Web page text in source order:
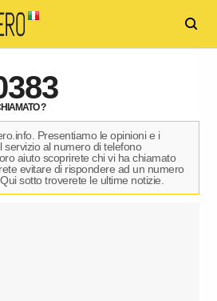
?
Presentiamo le opinioni e i
servizio al numero di telefono
aiuto scoprirete chi vi ha chiamato
evitare di rispondere ad un numero
sotto troverete le ultime notizie.